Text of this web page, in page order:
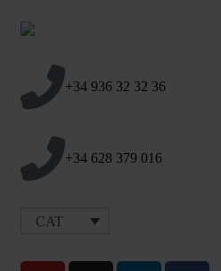
+34 936 32 32 36
+34 628 379 016
CAT